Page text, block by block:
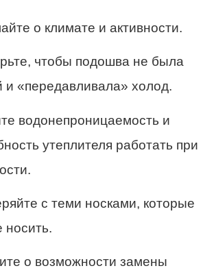
о климате и активности.
чтобы подошва не была
и «передавливала» холод.
водонепроницаемость и
утеплителя работать при
с теми носками, которые
носить.
о возможности замены